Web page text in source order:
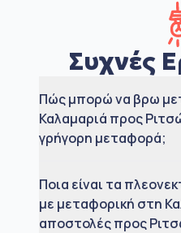
Συχνές
Πώς μπορώ να βρω
Καλαμαριά προς
γρήγορη μεταφορά;
Ποια είναι τα
με μεταφορική στη
αποστολές προς